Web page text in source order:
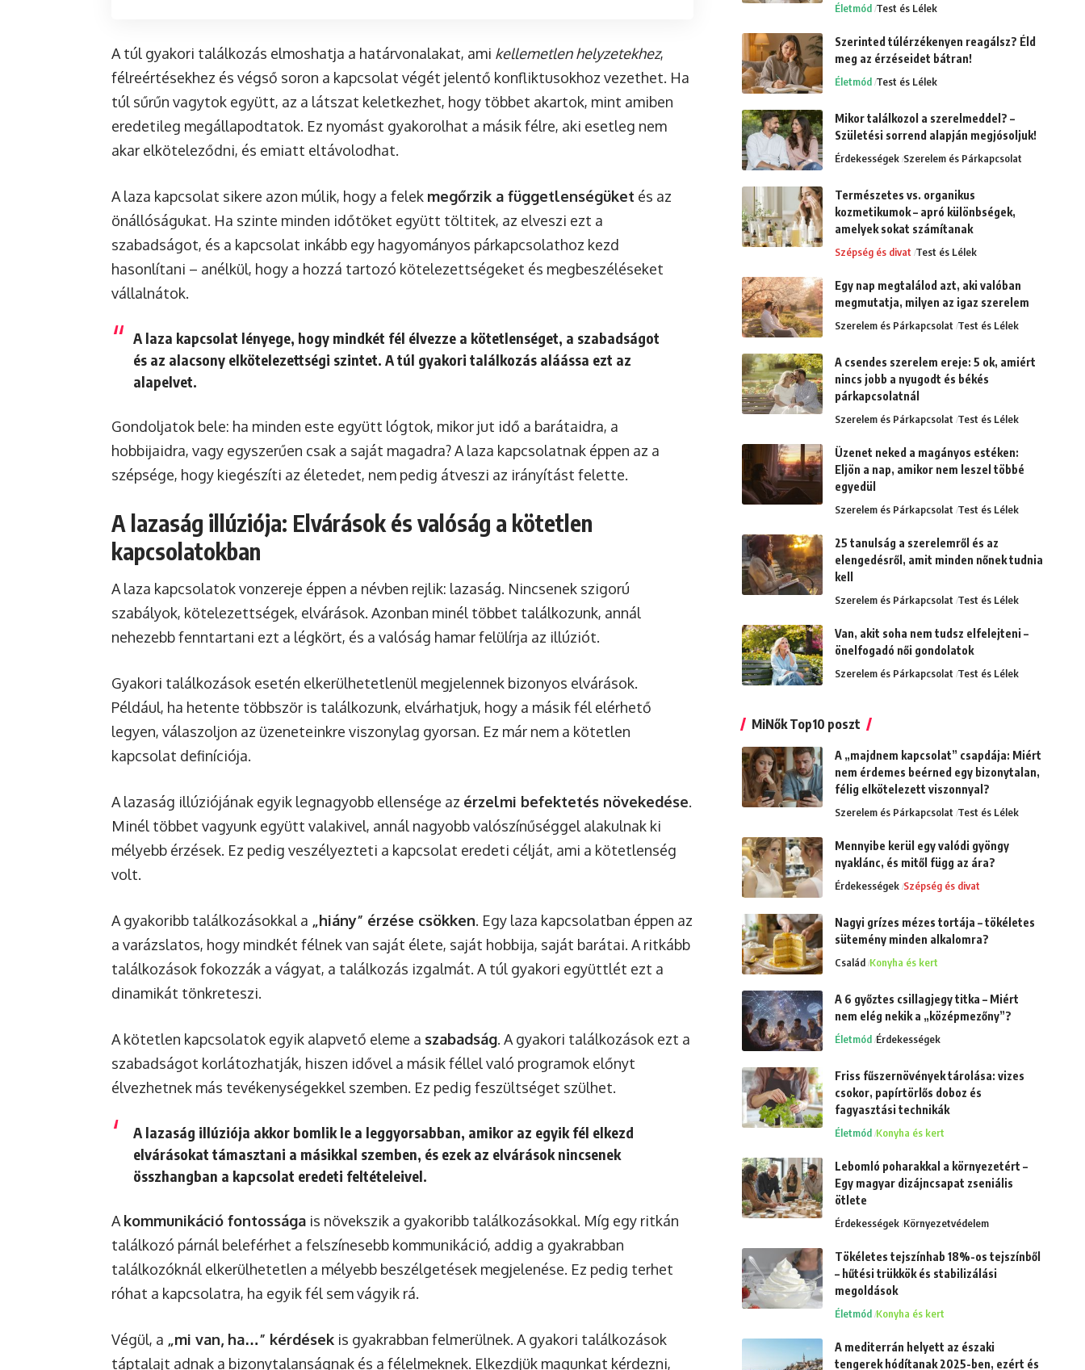
A túl gyakori találkozás elmoshatja a határvonalakat, ami kellemetlen helyzetekhez,
félreértésekhez és végső soron a kapcsolat végét jelentő konfliktusokhoz vezethet. Ha
túl sűrűn vagytok együtt, az a látszat keletkezhet, hogy többet akartok, mint amiben
eredetileg megállapodtatok. Ez nyomást gyakorolhat a másik félre, aki esetleg nem
akar elköteleződni, és emiatt eltávolodhat.
A laza kapcsolat sikere azon múlik, hogy a felek megőrzik a függetlenségüket és az
önállóságukat. Ha szinte minden időtöket együtt töltitek, az elveszi ezt a
szabadságot, és a kapcsolat inkább egy hagyományos párkapcsolathoz kezd
hasonlítani – anélkül, hogy a hozzá tartozó kötelezettségeket és megbeszéléseket
vállalnátok.
A laza kapcsolat lényege, hogy mindkét fél élvezze a kötetlenséget, a szabadságot
és az alacsony elkötelezettségi szintet. A túl gyakori találkozás aláássa ezt az
alapelvet.
Gondoljatok bele: ha minden este együtt lógtok, mikor jut idő a barátaidra, a
hobbijaidra, vagy egyszerűen csak a saját magadra? A laza kapcsolatnak éppen az a
szépsége, hogy kiegészíti az életedet, nem pedig átveszi az irányítást felette.
A lazaság illúziója: Elvárások és valóság a kötetlen
kapcsolatokban
A laza kapcsolatok vonzereje éppen a névben rejlik: lazaság. Nincsenek szigorú
szabályok, kötelezettségek, elvárások. Azonban minél többet találkozunk, annál
nehezebb fenntartani ezt a légkört, és a valóság hamar felülírja az illúziót.
Gyakori találkozások esetén elkerülhetetlenül megjelennek bizonyos elvárások.
Például, ha hetente többször is találkozunk, elvárhatjuk, hogy a másik fél elérhető
legyen, válaszoljon az üzeneteinkre viszonylag gyorsan. Ez már nem a kötetlen
kapcsolat definíciója.
A lazaság illúziójának egyik legnagyobb ellensége az érzelmi befektetés növekedése.
Minél többet vagyunk együtt valakivel, annál nagyobb valószínűséggel alakulnak ki
mélyebb érzések. Ez pedig veszélyezteti a kapcsolat eredeti célját, ami a kötetlenség
volt.
A gyakoribb találkozásokkal a „hiány” érzése csökken. Egy laza kapcsolatban éppen az
a varázslatos, hogy mindkét félnek van saját élete, saját hobbija, saját barátai. A ritkább
találkozások fokozzák a vágyat, a találkozás izgalmát. A túl gyakori együttlét ezt a
dinamikát tönkreteszi.
A kötetlen kapcsolatok egyik alapvető eleme a szabadság. A gyakori találkozások ezt a
szabadságot korlátozhatják, hiszen idővel a másik féllel való programok előnyt
élvezhetnek más tevékenységekkel szemben. Ez pedig feszültséget szülhet.
A lazaság illúziója akkor bomlik le a leggyorsabban, amikor az egyik fél elkezd
elvárásokat támasztani a másikkal szemben, és ezek az elvárások nincsenek
összhangban a kapcsolat eredeti feltételeivel.
A kommunikáció fontossága is növekszik a gyakoribb találkozásokkal. Míg egy ritkán
találkozó párnál beleférhet a felszínesebb kommunikáció, addig a gyakrabban
találkozóknál elkerülhetetlen a mélyebb beszélgetések megjelenése. Ez pedig terhet
róhat a kapcsolatra, ha egyik fél sem vágyik rá.
Végül, a „mi van, ha…” kérdések is gyakrabban felmerülnek. A gyakori találkozások
táptalajt adnak a bizonytalanságnak és a félelmeknek. Elkezdjük magunkat kérdezni,
Életmód Test és Lélek
Szerinted túlérzékenyen reagálsz? Éld
meg az érzéseidet bátran!
Életmód Test és Lélek
Mikor találkozol a szerelmeddel? –
Születési sorrend alapján megjósoljuk!
Érdekességek Szerelem és Párkapcsolat
Természetes vs. organikus
kozmetikumok – apró különbségek,
amelyek sokat számítanak
Szépség és divat Test és Lélek
Egy nap megtalálod azt, aki valóban
megmutatja, milyen az igaz szerelem
Szerelem és Párkapcsolat Test és Lélek
A csendes szerelem ereje: 5 ok, amiért
nincs jobb a nyugodt és békés
párkapcsolatnál
Szerelem és Párkapcsolat Test és Lélek
Üzenet neked a magányos estéken:
Eljön a nap, amikor nem leszel többé
egyedül
Szerelem és Párkapcsolat Test és Lélek
25 tanulság a szerelemről és az
elengedésről, amit minden nőnek tudnia
kell
Szerelem és Párkapcsolat Test és Lélek
Van, akit soha nem tudsz elfelejteni –
önelfogadó női gondolatok
Szerelem és Párkapcsolat Test és Lélek
MiNők Top10 poszt
A „majdnem kapcsolat” csapdája: Miért
nem érdemes beérned egy bizonytalan,
félig elkötelezett viszonnyal?
Szerelem és Párkapcsolat Test és Lélek
Mennyibe kerül egy valódi gyöngy
nyaklánc, és mitől függ az ára?
Érdekességek Szépség és divat
Nagyi grízes mézes tortája – tökéletes
sütemény minden alkalomra?
Család Konyha és kert
A 6 győztes csillagjegy titka – Miért
nem elég nekik a „középmezőny”?
Életmód Érdekességek
Friss fűszernövények tárolása: vizes
csokor, papírtörlős doboz és
fagyasztási technikák
Életmód Konyha és kert
Lebomló poharakkal a környezetért –
Egy magyar dizájncsapat zseniális
ötlete
Érdekességek Környezetvédelem
Tökéletes tejszínhab 18%-os tejszínből
– hűtési trükkök és stabilizálási
megoldások
Életmód Konyha és kert
A mediterrán helyett az északi
tengerek hódítanak 2025-ben, ezért és